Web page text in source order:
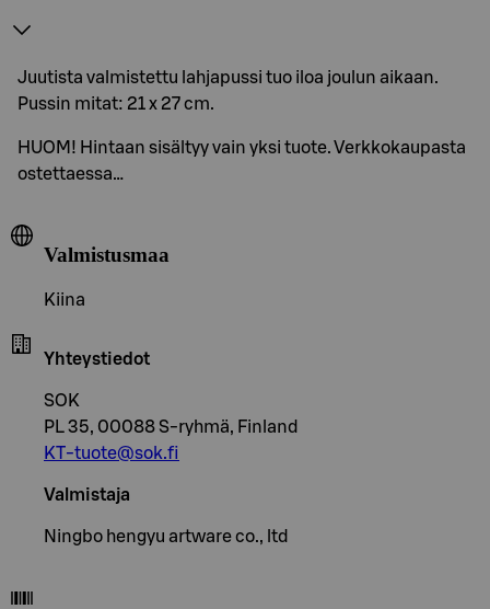
Juutista valmistettu lahjapussi tuo iloa joulun aikaan.
Pussin mitat: 21 x 27 cm.
HUOM! Hintaan sisältyy vain yksi tuote. Verkkokaupasta
ostettaessa…
Valmistusmaa
Kiina
Yhteystiedot
SOK
PL 35, 00088 S-ryhmä, Finland
KT-tuote@sok.fi
Valmistaja
Ningbo hengyu artware co., ltd